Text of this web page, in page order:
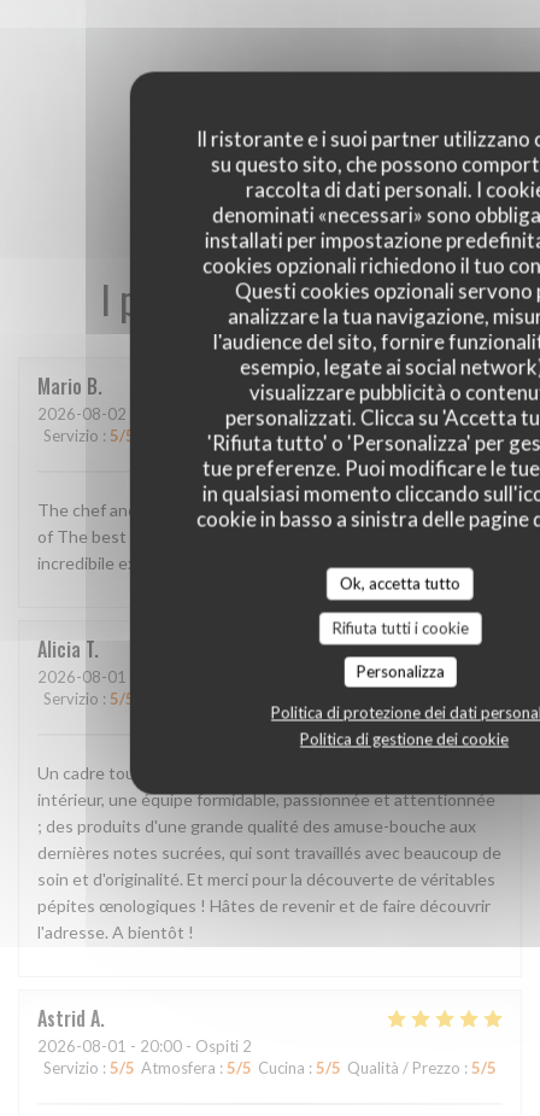
Il ristorante e i suoi partner utilizzano
su questo sito, che possono
raccolta di dati personali. I
denominati «necessari» sono
installati per impostazione
cookies opzionali richiedono il tuo
Questi cookies opzionali servono
analizzare la tua navigazione,
l'audience del sito, fornire
esempio, legate ai social
visualizzare pubblicità o
personalizzati. Clicca su 'Accetta
'Rifiuta tutto' o 'Personalizza' per
tue preferenze. Puoi modificare le
in qualsiasi momento cliccando
cookie in basso a sinistra delle pagine
Ok, accetta tutto
Rifiuta tutti i cookie
Personalizza
Politica di protezione dei dati
Politica di gestione dei cookie
I pareri dei nostri clienti
Mario B
2026-08-02 - 13:00 - Ospiti 2
Servizio : 5/5 Atmosfera:4/5 Cucina: 5/5 Qualità / Prezzo: 4/5
The chef and The staff super super super The location One
of The best in France The food AMAZING!!! Thank u for this
incredibile experience!!
Alicia T
2026-08-01
Servizio : 5/5
Un cadre tout simplement incroyable, en extérieur comme en
intérieur, une équipe formidable, passionnée et attentionnée
; des produits d'une grande qualité des amuse-bouche aux
dernières notes sucrées, qui sont travaillés avec beaucoup de
soin et d'originalité. Et merci pour la découverte de véritables
pépites œnologiques ! Hâtes de revenir et de faire découvrir
l'adresse. A bientôt !
Astrid A
2026-08-01 - 20:00 - Ospiti 2
Servizio : 5/5 Atmosfera : 5/5 Cucina : 5/5 Qualità / Prezzo : 5/5